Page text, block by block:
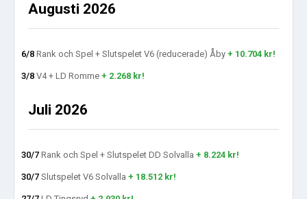
Augusti 2026
6/8 Rank och Spel + Slutspelet V6 (reducerade) Åby + 10.704 kr!
3/8 V4 + LD Romme + 2.268 kr!
Juli 2026
30/7 Rank och Spel + Slutspelet DD Solvalla + 8.224 kr!
30/7 Slutspelet V6 Solvalla + 18.512 kr!